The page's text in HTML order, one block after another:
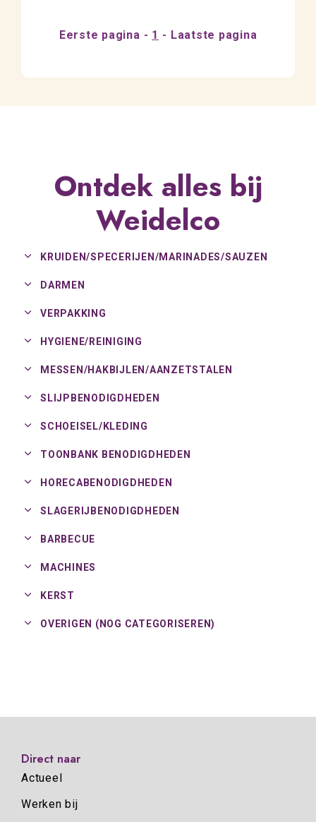
Eerste pagina 1 Laatste pagina
Ontdek alles bij
Weidelco
KRUIDEN/SPECERIJEN/MARINADES/SAUZEN
DARMEN
VERPAKKING
HYGIENE/ REINIGING
MESSEN/HAKBIJLEN/AANZETSTALEN
SLIJPBENODIGDHEDEN
SCHOEISEL/ KLEDING
TOONBANK BENODIGDHEDEN
HORECABENODIGDHEDEN
SLAGERIJBENODIGDHEDEN
BARBECUE
MACHINES
KERST
OVERIGEN (NOG CATEGORISEREN)
Direct naar
Actueel
Werken bij